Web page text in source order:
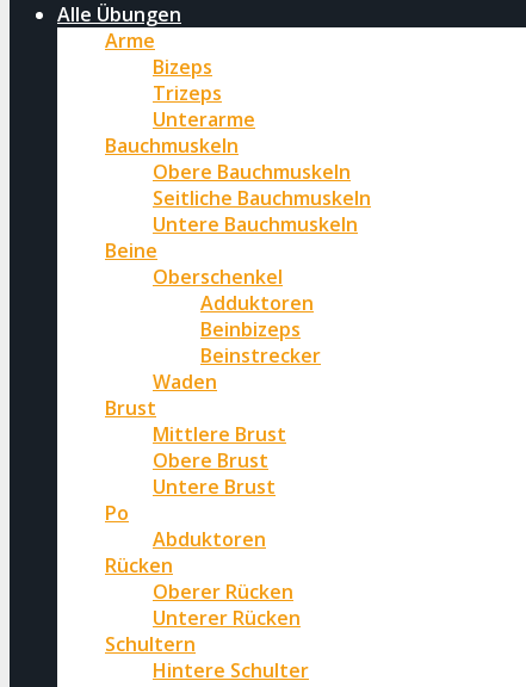
Alle Übungen
Arme
Bizeps
Trizeps
Unterarme
Bauchmuskeln
Obere Bauchmuskeln
Seitliche Bauchmuskeln
Untere Bauchmuskeln
Beine
Oberschenkel
Adduktoren
Beinbizeps
Beinstrecker
Waden
Brust
Mittlere Brust
Obere Brust
Untere Brust
Po
Abduktoren
Rücken
Oberer Rücken
Unterer Rücken
Schultern
Hintere Schulter